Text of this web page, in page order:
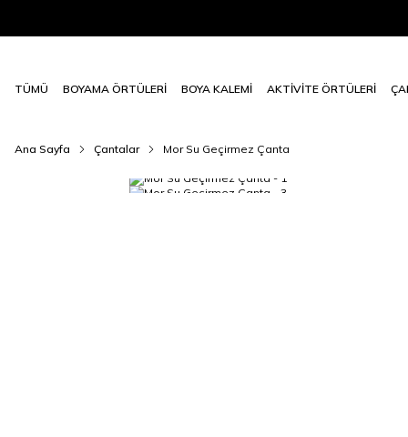
TÜMÜ BOYAMA ÖRTÜLERİ BOYA KALEMİ AKTİVİTE ÖRTÜLERİ
Ana Sayfa Çantalar Mor Su Geçirmez Çanta